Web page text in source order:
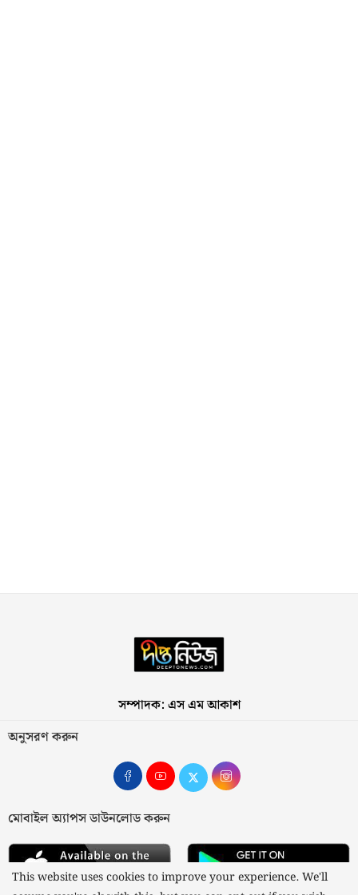
সম্পাদক: এস এম আকাশ
অনুসরণ করুন
মোবাইল অ্যাপস ডাউনলোড করুন
This website uses cookies to improve your experience. We'll